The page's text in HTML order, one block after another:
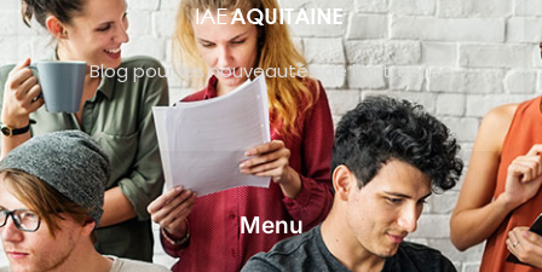
Blog pour les nouveautés de l’entreprise
Menu